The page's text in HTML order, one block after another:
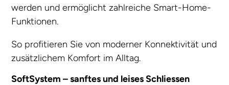
werden und ermöglicht zahlreiche Smart-Home-
Funktionen.
So profitieren Sie von moderner Konnektivität und
zusätzlichem Komfort im Alltag.
SoftSystem – sanftes und leises Schliessen